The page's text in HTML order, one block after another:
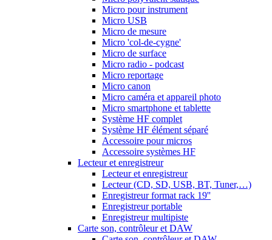
Micro pour instrument
Micro USB
Micro de mesure
Micro 'col-de-cygne'
Micro de surface
Micro radio - podcast
Micro reportage
Micro canon
Micro caméra et appareil photo
Micro smartphone et tablette
Système HF complet
Système HF élément séparé
Accessoire pour micros
Accessoire systèmes HF
Lecteur et enregistreur
Lecteur et enregistreur
Lecteur (CD, SD, USB, BT, Tuner,…)
Enregistreur format rack 19''
Enregistreur portable
Enregistreur multipiste
Carte son, contrôleur et DAW